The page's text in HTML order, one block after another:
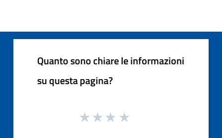
Quanto sono chiare le informazioni
su questa pagina?